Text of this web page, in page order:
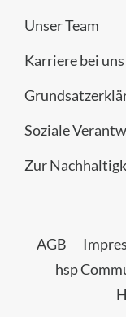
Unser Team
Karriere bei uns
Soziale
Zur
AGB
hsp